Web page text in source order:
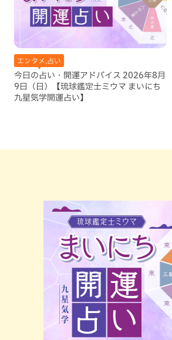
エンタメ,占い
今日の占い・開運アドバイス 2026年8月
9日（日）【琉球鑑定士ミウマ まいにち
九星気学開運占い】